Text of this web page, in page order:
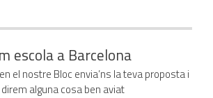
escola a Barcelona
el nostre Bloc envia’ns la teva proposta i
alguna cosa ben aviat